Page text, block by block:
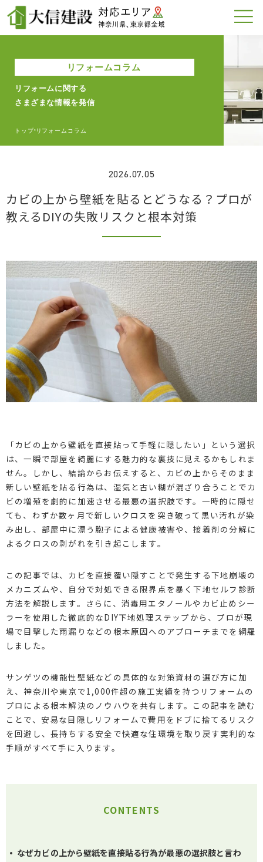
リフォームコラム
リフォームに関する
さまざまな情報を発信
トップ>リフォームコラム
2026.07.05
カビの上から壁紙を貼るとどうなる？プロが
教えるDIYの失敗リスクと根本対策
「カビの上から壁紙を直接貼って手軽に隠したい」という選択
は、一瞬で部屋を綺麗にする魅力的な裏技に見えるかもしれま
せん。しかし、結論からお伝えすると、カビの上からそのまま
新しい壁紙を貼る行為は、湿気と古い糊が混ざり合うことでカ
ビの増殖を劇的に加速させる最悪の選択肢です。一時的に隠せ
ても、わずか数ヶ月で新しいクロスを突き破って黒い汚れが染
み出し、部屋中に漂う胞子による健康被害や、接着剤の分解に
よるクロスの剥がれを引き起こします。
この記事では、カビを直接覆い隠すことで発生する下地崩壊の
メカニズムや、自分で対処できる限界点を暴く下地セルフ診断
方法を解説します。さらに、消毒用エタノールやカビ止めシー
ラーを使用した徹底的なDIY下地処理ステップから、プロが現
場で目撃した雨漏りなどの根本原因へのアプローチまでを網羅
しました。
サンゲツの機能性壁紙などの具体的な対策資材の選び方に加
え、神奈川や東京で1,000件超の施工実績を持つリフォームの
プロによる根本解決のノウハウを共有します。この記事を読む
ことで、安易な目隠しリフォームで費用をドブに捨てるリスク
を回避し、長持ちする安全で快適な住環境を取り戻す実利的な
手順がすべて手に入ります。
CONTENTS
なぜカビの上から壁紙を直接貼る行為が最悪の選択肢と言わ